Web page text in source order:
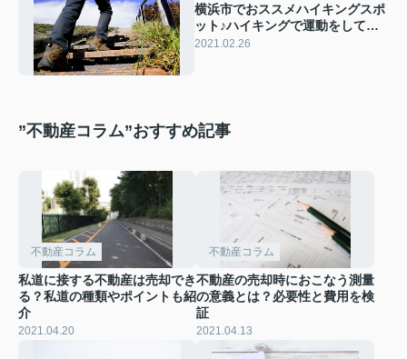
横浜市でおススメハイキングスポ
ット♪ハイキングで運動をしてリ
フレッシュしよう！準備物やおす
2021.02.26
”不動産コラム”おすすめ記事
不動産コラム
私道に接する不動産は売却でき
る？私道の種類やポイントも紹
介
2021.04.20
不動産コラム
不動産の売却時におこなう測量
の意義とは？必要性と費用を検
証
2021.04.13